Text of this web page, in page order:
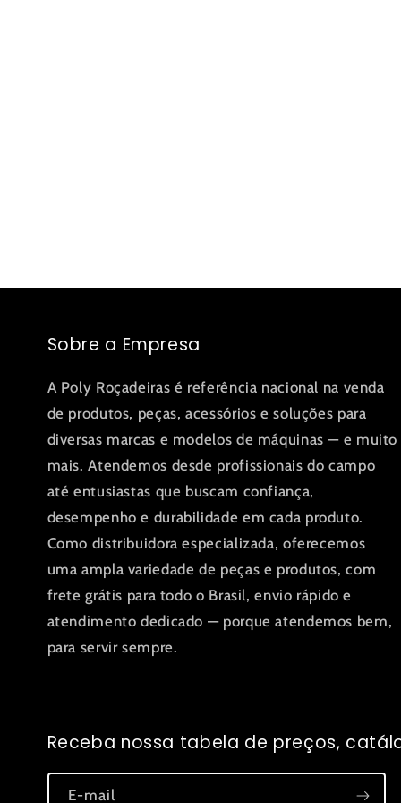
Sobre a Empresa
A Poly Roçadeiras é referência nacional na venda
de produtos, peças, acessórios e soluções para
diversas marcas e modelos de máquinas — e muito
mais. Atendemos desde profissionais do campo
até entusiastas que buscam confiança,
desempenho e durabilidade em cada produto.
Como distribuidora especializada, oferecemos
uma ampla variedade de peças e produtos, com
frete grátis para todo o Brasil, envio rápido e
atendimento dedicado — porque atendemos bem,
para servir sempre.
Receba nossa tabela de preços,
E-mail